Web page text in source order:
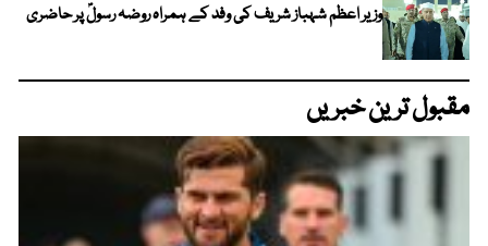
وزیر اعظم شہباز شریف کی وفد کے ہمراہ روضہ رسولؐ پر حاضری
مقبول ترین خبریں